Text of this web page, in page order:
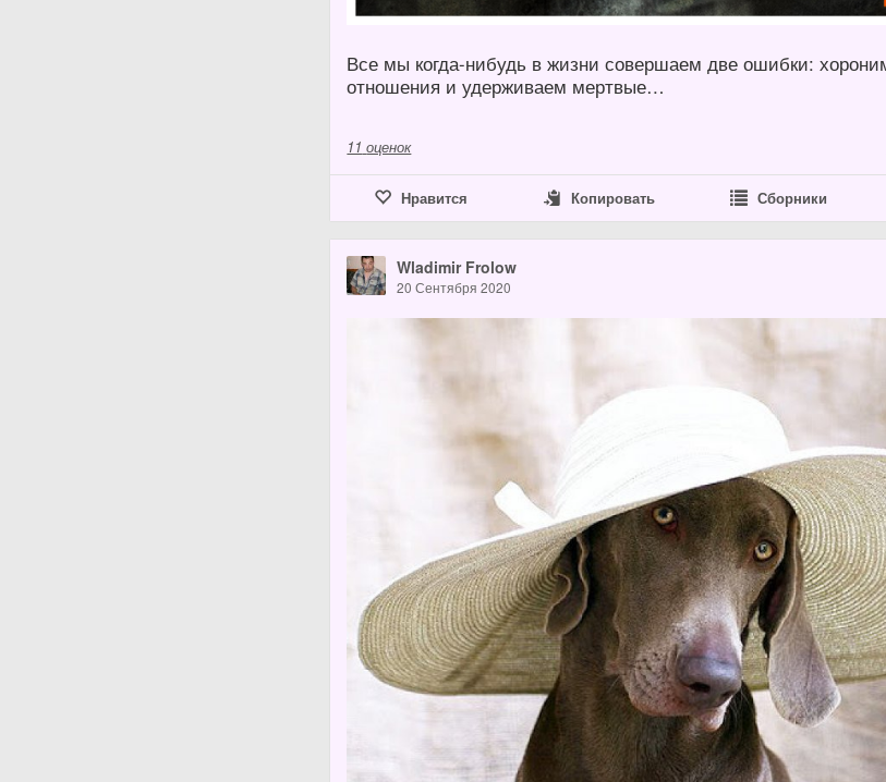
Все мы когда-нибудь в жизни совершаем две ошибки:
отношения и удерживаем мертвые…
11 оценок
Нравится Копировать Сборники
Wladimir Frolow
20 Сентября 2020